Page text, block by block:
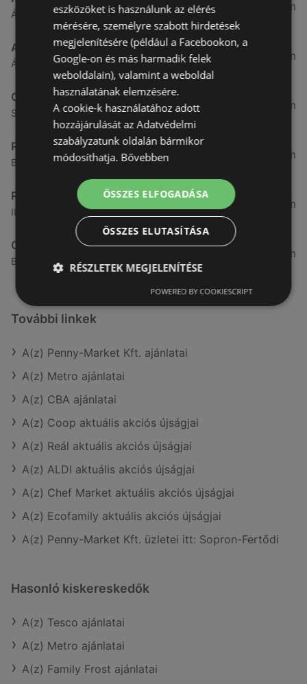
Ágfalvi út 4/A., 9400 Sopron
3,26 km
ALDI
Ágfalvi út 4/a, 9400 Sopron
3,26 km
CBA
Somfalvi u. 14., 9400 Sopron
3,31 km
Reál
Besenyő u. 16., 9400 Sopron
3,32 km
Reál
Ibolya út 15., 9400 Sopron
3,41 km
CBA
Bánfalvi u. 14, 9400 Sopron
3,58 km
További linkek
A(z) Penny-Market Kft. ajánlatai
A(z) Metro ajánlatai
A(z) CBA ajánlatai
A(z) Coop aktuális akciós újságjai
A(z) Reál aktuális akciós újságjai
A(z) ALDI aktuális akciós újságjai
A(z) Chef Market aktuális akciós újságjai
A(z) Ecofamily aktuális akciós újságjai
A(z) Penny-Market Kft. üzletei itt: Sopron-Fertődi
Hasonló kiskereskedők
A(z) Tesco ajánlatai
A(z) Metro ajánlatai
A(z) Family Frost ajánlatai
eszközöket is használunk az elérés
mérésére, személyre szabott hirdetések
megjelenítésére (például a Facebookon, a
Google-on és más harmadik felek
weboldalain), valamint a weboldal
használatának elemzésére.
A cookie-k használatához adott
hozzájárulását az Adatvédelmi
szabályzatunk oldalán bármikor
módosíthatja. Bővebben
ÖSSZES ELFOGADÁSA
ÖSSZES ELUTASÍTÁSA
RÉSZLETEK MEGJELENÍTÉSE
POWERED BY COOKIESCRIPT